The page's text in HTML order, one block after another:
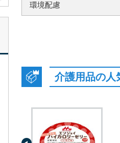
環境配慮
介護用品の人